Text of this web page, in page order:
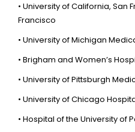
• University of California, San
Francisco
• University of Michigan
• Brigham and Women’s
• University of Pittsburgh
• University of Chicago
• Hospital of the University of